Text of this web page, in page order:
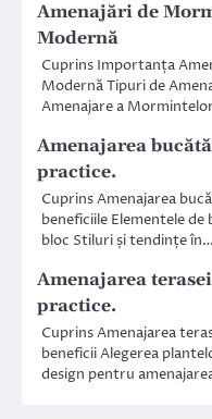
Amenajări de
Modernă
Cuprins Importanța
Modernă Tipuri de
Amenajare a
Amenajarea
practice.
Cuprins Amenajarea
beneficiile Elementele de
bloc Stiluri și tendințe în…
Amenajarea
practice.
Cuprins Amenajarea
beneficii Alegerea
design pentru